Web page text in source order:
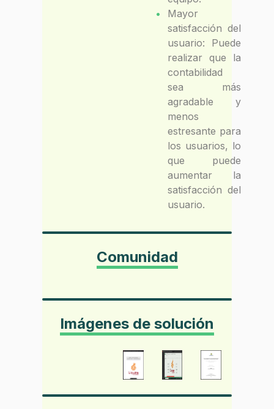
Mayor
satisfacción del
usuario: Puede
realizar que la
contabilidad
sea más
agradable y
menos
estresante para
los usuarios, lo
que puede
aumentar la
satisfacción del
usuario.
Comunidad
Imágenes de solución